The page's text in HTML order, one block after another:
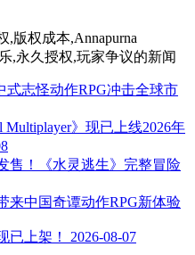
,版权成本,Annapurna
,永久授权,玩家争议的新闻
志怪动作RPG冲击全球市
Multiplayer》现已上线2026年
售！《水灵逃生》完整冒险
来中国奇谭动作RPG新体验
已上架！
2026-08-07